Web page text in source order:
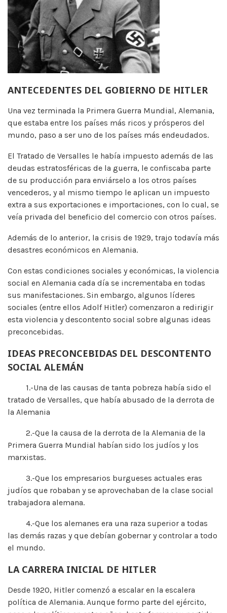
ANTECEDENTES DEL GOBIERNO DE HITLER
Una vez terminada la Primera Guerra Mundial, Alemania,
que estaba entre los países más ricos y prósperos del
mundo, paso a ser uno de los países más endeudados.
El Tratado de Versalles le había impuesto además de las
deudas estratosféricas de la guerra, le confiscaba parte
de su producción para enviárselo a los otros países
vencederos, y al mismo tiempo le aplican un impuesto
extra a sus exportaciones e importaciones, con lo cual, se
veía privada del beneficio del comercio con otros países.
Además de lo anterior, la crisis de 1929, trajo todavía más
desastres económicos en Alemania.
Con estas condiciones sociales y económicas, la violencia
social en Alemania cada día se incrementaba en todas
sus manifestaciones. Sin embargo, algunos líderes
sociales (entre ellos Adolf Hitler) comenzaron a redirigir
esta violencia y descontento social sobre algunas ideas
preconcebidas.
IDEAS PRECONCEBIDAS DEL DESCONTENTO
SOCIAL ALEMÁN
1.-Una de las causas de tanta pobreza había sido el
tratado de Versalles, que había abusado de la derrota de
la Alemania
2.-Que la causa de la derrota de la Alemania de la
Primera Guerra Mundial habían sido los judíos y los
marxistas.
3.-Que los empresarios burgueses actuales eras
judíos que robaban y se aprovechaban de la clase social
trabajadora alemana.
4.-Que los alemanes era una raza superior a todas
las demás razas y que debían gobernar y controlar a todo
el mundo.
LA CARRERA INICIAL DE HITLER
Desde 1920, Hitler comenzó a escalar en la escalera
política de Alemania. Aunque formo parte del ejército,